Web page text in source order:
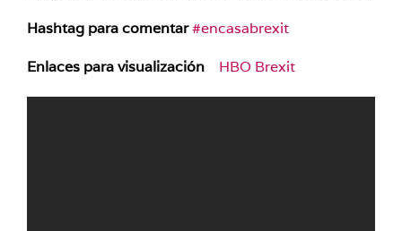
Hashtag para comentar#encasabrexit
Enlaces para visualización HBO Brexit